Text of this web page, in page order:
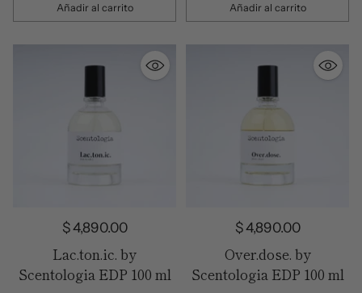
Añadir al carrito
Cantidad
Añadir al carrito
Cantidad
$ 4,890.00
Lac.ton.ic. by
Scentologia EDP 100 ml
$ 4,890.00
Over.dose. by
Scentologia EDP 100 ml